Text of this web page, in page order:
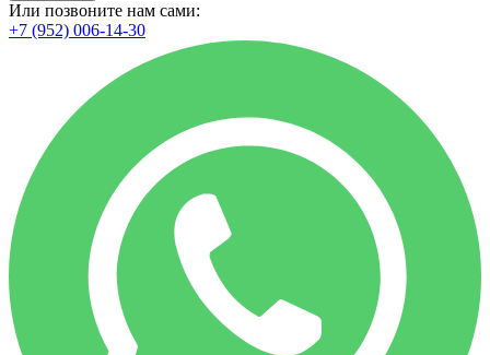
Или позвоните нам сами:
+7 (952) 006-14-30